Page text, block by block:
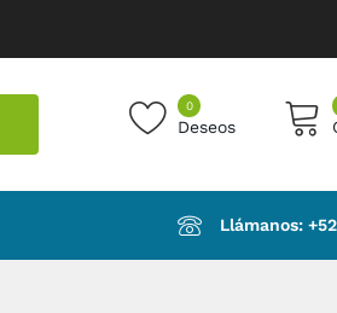
0
Deseos
No products in the cart.
Llámanos: